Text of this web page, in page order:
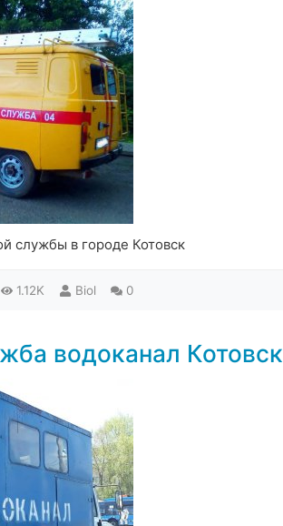
службы в городе Котовск
1.12K Biol 0
водоканал Котовск